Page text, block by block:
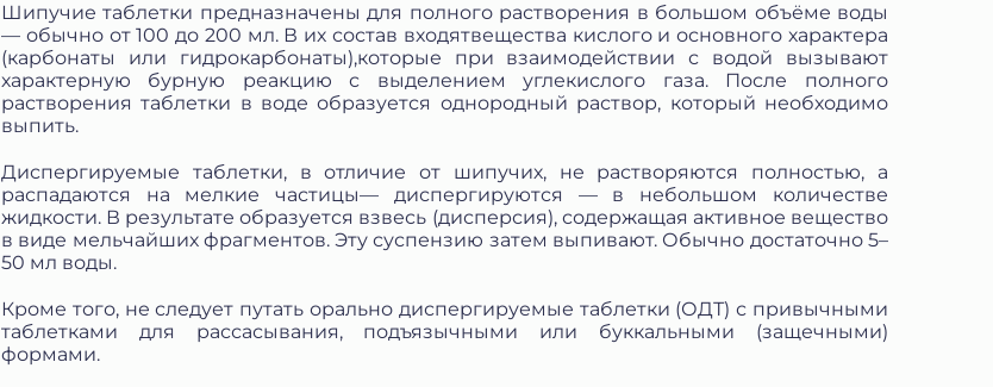
Шипучие таблетки предназначены для полного растворения в большом объёме воды
— обычно от 100 до 200 мл. В их состав входятвещества кислого и основного характера
(карбонаты или гидрокарбонаты),которые при взаимодействии с водой вызывают
характерную бурную реакцию с выделением углекислого газа. После полного
растворения таблетки в воде образуется однородный раствор, который необходимо
выпить.
Диспергируемые таблетки, в отличие от шипучих, не растворяются полностью, а
распадаются на мелкие частицы— диспергируются — в небольшом количестве
жидкости. В результате образуется взвесь (дисперсия), содержащая активное вещество
в виде мельчайших фрагментов. Эту суспензию затем выпивают. Обычно достаточно 5–
50 мл воды.
Кроме того, не следует путать орально диспергируемые таблетки (ОДТ) с привычными
таблетками для рассасывания, подъязычными или буккальными (защечными)
формами.